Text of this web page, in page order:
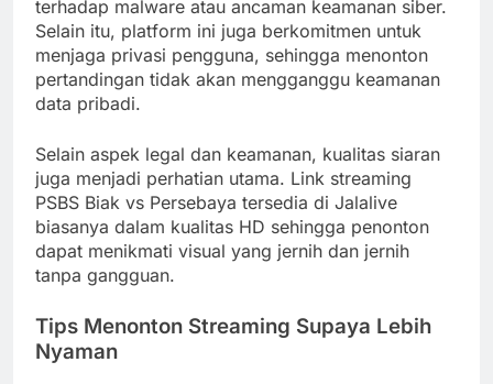
terhadap malware atau ancaman keamanan siber.
Selain itu, platform ini juga berkomitmen untuk
menjaga privasi pengguna, sehingga menonton
pertandingan tidak akan mengganggu keamanan
data pribadi.
Selain aspek legal dan keamanan, kualitas siaran
juga menjadi perhatian utama. Link streaming
PSBS Biak vs Persebaya tersedia di Jalalive
biasanya dalam kualitas HD sehingga penonton
dapat menikmati visual yang jernih dan jernih
tanpa gangguan.
Tips Menonton Streaming Supaya Lebih
Nyaman